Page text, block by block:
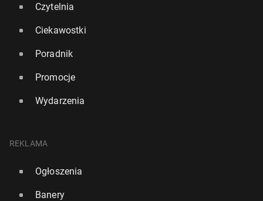
Czytelnia
Ciekawostki
Poradnik
Promocje
Wydarzenia
REKLAMA
Ogłoszenia
Banery